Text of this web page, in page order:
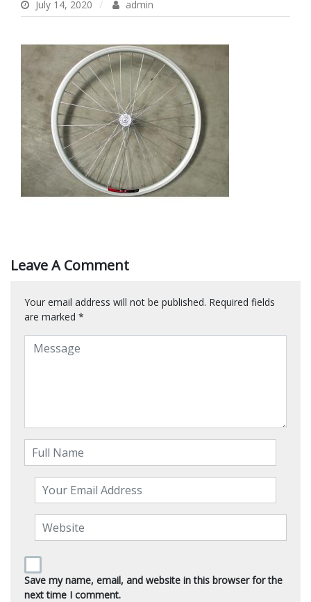
July 14, 2020 admin
Leave A Comment
Your email address will not be published. Required fields
are marked *
Save my name, email, and website in this browser for the
next time I comment.